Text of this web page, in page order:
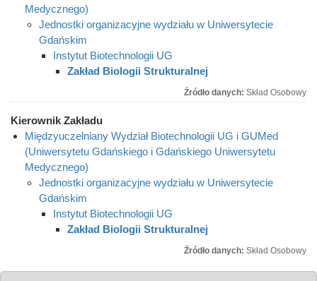
Medycznego)
Jednostki organizacyjne wydziału w Uniwersytecie
Gdańskim
Instytut Biotechnologii UG
Zakład Biologii Strukturalnej
Źródło danych: Skład Osobowy
Kierownik Zakładu
Międzyuczelniany Wydział Biotechnologii UG i GUMed
(Uniwersytetu Gdańskiego i Gdańskiego Uniwersytetu
Medycznego)
Jednostki organizacyjne wydziału w Uniwersytecie
Gdańskim
Instytut Biotechnologii UG
Zakład Biologii Strukturalnej
Źródło danych: Skład Osobowy